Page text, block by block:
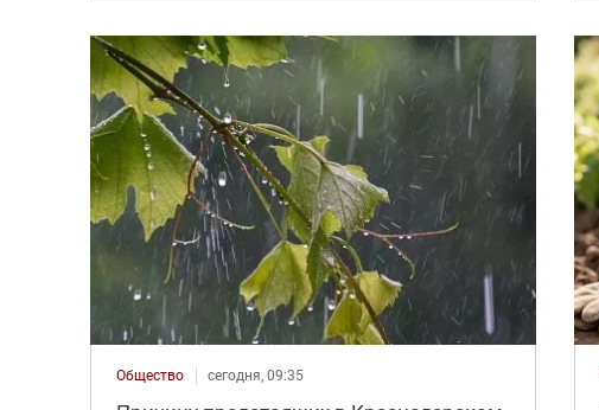
Общество сегодня, 09:35